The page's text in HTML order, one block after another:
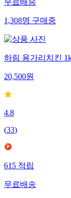
무료배송
1,308명구매중
하림 용가리치킨
20,500원
4.8
(33)
615적립
무료배송